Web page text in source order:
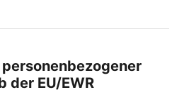
der EU/EWR